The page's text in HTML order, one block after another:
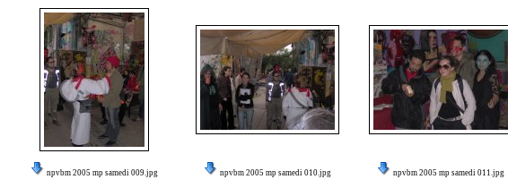
npvbm 2005 mp samedi 009.jpg npvbm 2005 mp samedi 010.jpg npvbm 2005 mp samedi 011.jpg